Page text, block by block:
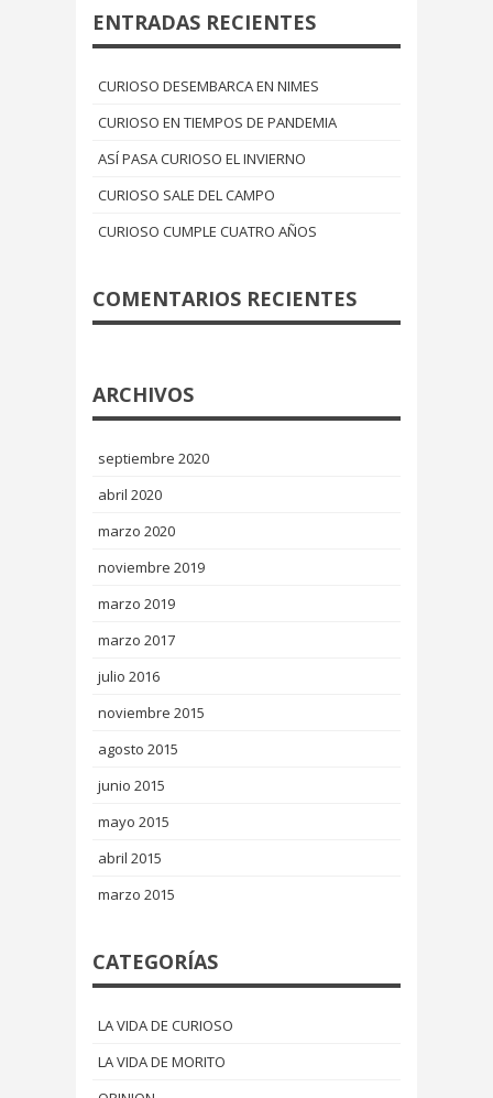
ENTRADAS RECIENTES
CURIOSO DESEMBARCA EN NIMES
CURIOSO EN TIEMPOS DE PANDEMIA
ASÍ PASA CURIOSO EL INVIERNO
CURIOSO SALE DEL CAMPO
CURIOSO CUMPLE CUATRO AÑOS
COMENTARIOS RECIENTES
ARCHIVOS
septiembre 2020
abril 2020
marzo 2020
noviembre 2019
marzo 2019
marzo 2017
julio 2016
noviembre 2015
agosto 2015
junio 2015
mayo 2015
abril 2015
marzo 2015
CATEGORÍAS
LA VIDA DE CURIOSO
LA VIDA DE MORITO